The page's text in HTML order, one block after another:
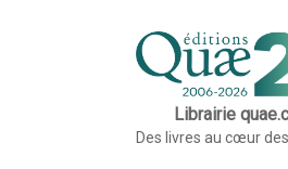
Librairie
Des livres au cœur